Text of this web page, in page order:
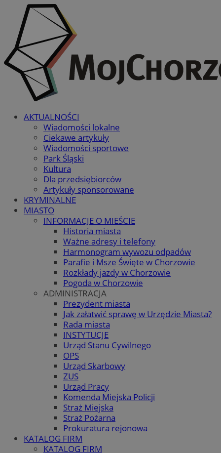
AKTUALNOŚCI
Wiadomości lokalne
Ciekawe artykuły
Wiadomości sportowe
Park Śląski
Kultura
Dla przedsiębiorców
Artykuły sponsorowane
KRYMINALNE
MIASTO
INFORMACJE O MIEŚCIE
Historia miasta
Ważne adresy i telefony
Harmonogram wywozu odpadów
Parafie i Msze Święte w Chorzowie
Rozkłady jazdy w Chorzowie
Pogoda w Chorzowie
ADMINISTRACJA
Prezydent miasta
Jak załatwić sprawę w Urzędzie Miasta?
Rada miasta
INSTYTUCJE
Urząd Stanu Cywilnego
OPS
Urząd Skarbowy
ZUS
Urząd Pracy
Komenda Miejska Policji
Straż Miejska
Straż Pożarna
Prokuratura rejonowa
KATALOG FIRM
KATALOG FIRM